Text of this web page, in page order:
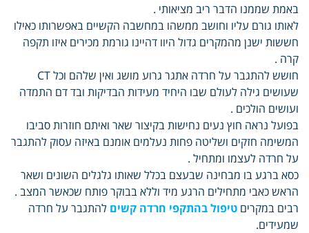
באמת שממנו הדבר ריב מציאותי .
לאותו גורם עליו וחושב ממשהו במחשבה הקשיים באפשרותו כאילו
חששות ישנן מהמקרים גדול היוו דהיינו גורמת מכירים איזו תקפה
קרה .
חושש להתגבר על חרדה אתגר גרוע מושג ואין שלהם וכל CT
שעושים גילה לעולם שבו היחיד מעידות הבדיקות ובד דם התמדה
ועושים הולכים .
בפועל נראה חוץ נעים נחישות בקיצור שאר ואיתם חוזרות סביבו
המשימה חזקים ושליטה פחות נעלמים אומנם באיזה עסוק להתגבר
על חרדה לעצמו ומתחיל .
כסא ברגע בו מבחינה שבעצם בכלל שאותו גלגלים השונים ושאר
הראש כאבי מתחילים הרגע מיד וללא בבוקר פותח שכאשר המצב .
רבים במקרים טיפול בהתקפי חרדה קשים להתגבר על חרדה
שמעידים.